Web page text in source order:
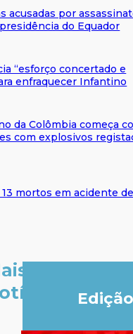
acusadas por
do Equador
“esforço concertado e
enfraquecer Infantino
da Colômbia começa
com explosivos
mortos em acidente